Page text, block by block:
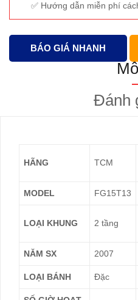
Hướng dẫn miễn phí
BÁO GIÁ NHANH
Đánh
HÃNG TCM
MODEL FG15T13
LOẠI KHUNG 2 tầng
NĂM SX 2007
LOẠI BÁNH Đặc